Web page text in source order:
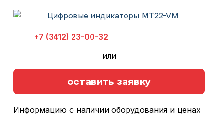
+7 (3412) 23-00-32
или
оставить заявку
Информацию о наличии оборудования и ценах